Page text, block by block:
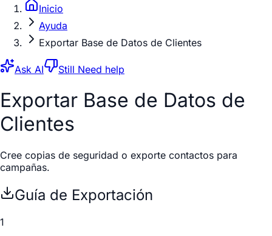
Inicio
Ayuda
Exportar Base de Datos de Clientes
Ask AI Still Need help
Exportar Base de Datos de
Clientes
Cree copias de seguridad o exporte contactos para
campañas.
Guía de Exportación
1